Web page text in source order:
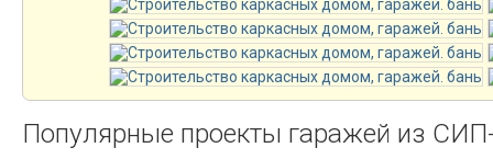
Популярные проекты гаражей из